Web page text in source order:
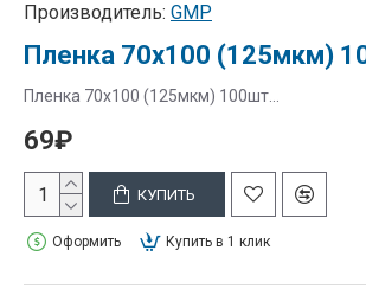
Производитель: GMP
Пленка 70х100 (125мкм)
Пленка 70х100 (125мкм) 100шт...
69₽
КУПИТЬ
Оформить Купить в 1 клик